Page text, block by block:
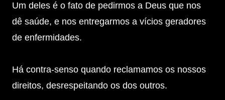
Um deles é o fato de pedirmos a Deus que nos
dê saúde, e nos entregarmos a vícios geradores
de enfermidades.
Há contra-senso quando reclamamos os nossos
direitos, desrespeitando os dos outros.